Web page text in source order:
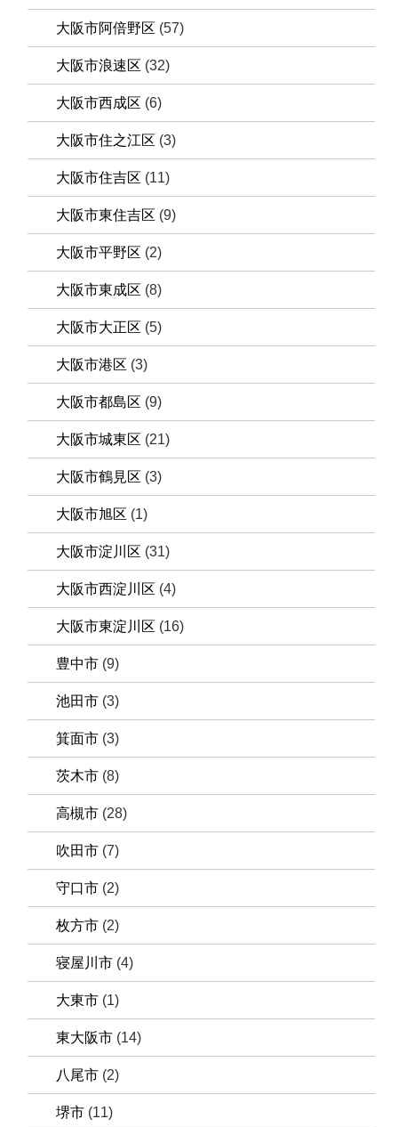
大阪市阿倍野区 (57)
大阪市浪速区 (32)
大阪市西成区 (6)
大阪市住之江区 (3)
大阪市住吉区 (11)
大阪市東住吉区 (9)
大阪市平野区 (2)
大阪市東成区 (8)
大阪市大正区 (5)
大阪市港区 (3)
大阪市都島区 (9)
大阪市城東区 (21)
大阪市鶴見区 (3)
大阪市旭区 (1)
大阪市淀川区 (31)
大阪市西淀川区 (4)
大阪市東淀川区 (16)
豊中市 (9)
池田市 (3)
箕面市 (3)
茨木市 (8)
高槻市 (28)
吹田市 (7)
守口市 (2)
枚方市 (2)
寝屋川市 (4)
大東市 (1)
東大阪市 (14)
八尾市 (2)
堺市 (11)